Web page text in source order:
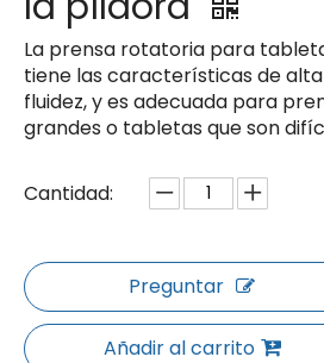
La prensa rotatoria para
tiene las características de
fluidez, y es adecuada para
grandes o tabletas que son
Cantidad:
Preguntar
Añadir al carrito